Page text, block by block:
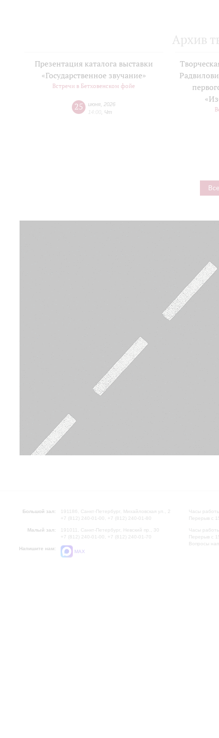
Архив
Презентация каталога выставки
«Государственное звучание»
Встречи в Бетховенском фойе
25 июня 2026
14:00 Чт
Большой зал:
191186, Санкт-Петербург, Михайловская ул., 2
+7 (812) 240-01-00, +7 (812) 240-01-80
Малый зал:
191011, Санкт-Петербург, Невский пр., 30
+7 (812) 240-01-00, +7 (812) 240-01-70
Напишите нам:
MAX
Часы
Перерыв с
Часы
Перерыв с
Вопросы